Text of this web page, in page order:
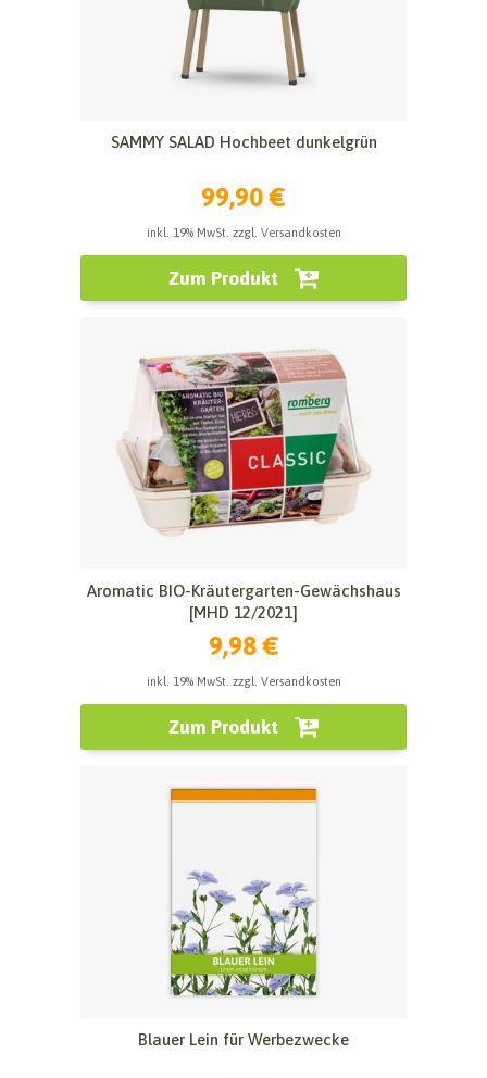
SAMMY SALAD Hochbeet dunkelgrün
99,90 €
inkl. 19% MwSt. zzgl. Versandkosten
Zum Produkt
Aromatic BIO-Kräutergarten-Gewächshaus
[MHD 12/2021]
9,98 €
inkl. 19% MwSt. zzgl. Versandkosten
Zum Produkt
Blauer Lein für Werbezwecke